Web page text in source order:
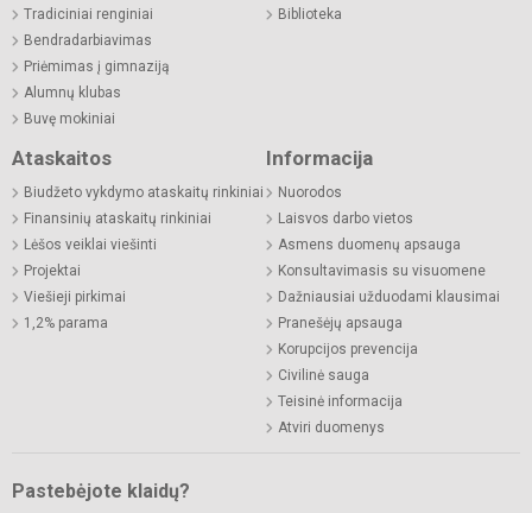
Tradiciniai renginiai
Bendradarbiavimas
Priėmimas į gimnaziją
Alumnų klubas
Buvę mokiniai
Biblioteka
Ataskaitos
Biudžeto vykdymo ataskaitų rinkiniai
Finansinių ataskaitų rinkiniai
Lėšos veiklai viešinti
Projektai
Viešieji pirkimai
1,2% parama
Informacija
Nuorodos
Laisvos darbo vietos
Asmens duomenų apsauga
Konsultavimasis su visuomene
Dažniausiai užduodami klausimai
Pranešėjų apsauga
Korupcijos prevencija
Civilinė sauga
Teisinė informacija
Atviri duomenys
Pastebėjote klaidų?